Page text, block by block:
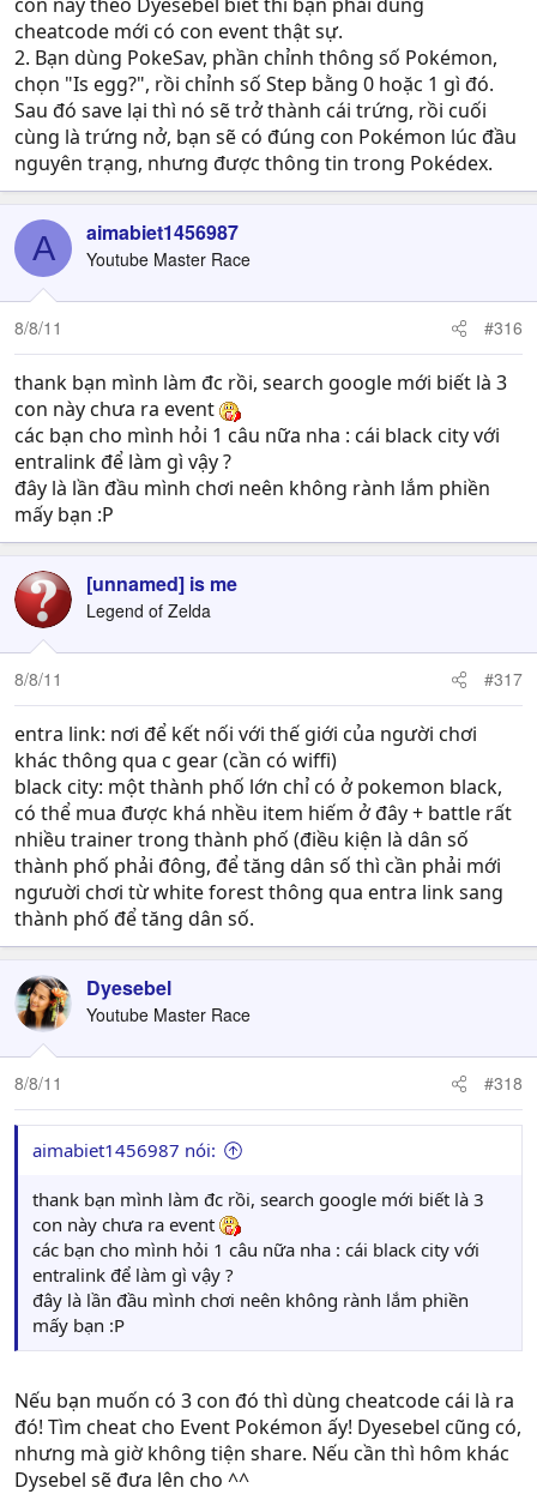
cheatcode mới có con event thật sự.
2. Bạn dùng PokeSav, phần chỉnh thông số Pokémon,
chọn "Is egg?", rồi chỉnh số Step bằng 0 hoặc 1 gì đó.
Sau đó save lại thì nó sẽ trở thành cái trứng, rồi cuối
cùng là trứng nở, bạn sẽ có đúng con Pokémon lúc đầu
nguyên trạng, nhưng được thông tin trong Pokédex.
A aimabiet1456987
Youtube Master Race
8/8/11 #316
thank bạn mình làm đc rồi, search google mới biết là 3
con này chưa ra event
các bạn cho mình hỏi 1 câu nữa nha : cái black city với
entralink để làm gì vậy ?
đây là lần đầu mình chơi neên không rành lắm phiền
mấy bạn :P
[unnamed] is me
Legend of Zelda
8/8/11 #317
entra link: nơi để kết nối với thế giới của người chơi
khác thông qua c gear (cần có wiffi)
black city: một thành phố lớn chỉ có ở pokemon black,
có thể mua được khá nhều item hiếm ở đây + battle rất
nhiều trainer trong thành phố (điều kiện là dân số
thành phố phải đông, để tăng dân số thì cần phải mới
ngưuời chơi từ white forest thông qua entra link sang
thành phố để tăng dân số.
Dyesebel
Youtube Master Race
8/8/11 #318
aimabiet1456987 nói:
thank bạn mình làm đc rồi, search google mới biết là 3
con này chưa ra event
các bạn cho mình hỏi 1 câu nữa nha : cái black city với
entralink để làm gì vậy ?
đây là lần đầu mình chơi neên không rành lắm phiền
mấy bạn :P
Nếu bạn muốn có 3 con đó thì dùng cheatcode cái là ra
đó! Tìm cheat cho Event Pokémon ấy! Dyesebel cũng có,
nhưng mà giờ không tiện share. Nếu cần thì hôm khác
Dysebel sẽ đưa lên cho ^^